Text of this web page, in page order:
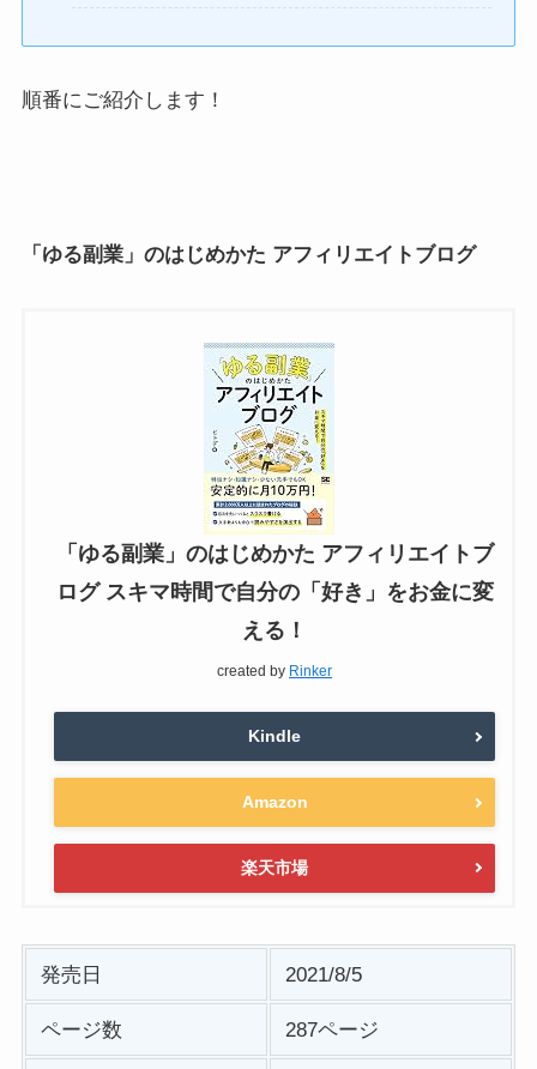
順番にご紹介します！
「ゆる副業」のはじめかた アフィリエイトブログ
「ゆる副業」のはじめかた アフィリエイトブ
ログ スキマ時間で自分の「好き」をお金に変
える！
created by Rinker
Kindle
Amazon
楽天市場
発売日 2021/8/5
ページ数 287ページ